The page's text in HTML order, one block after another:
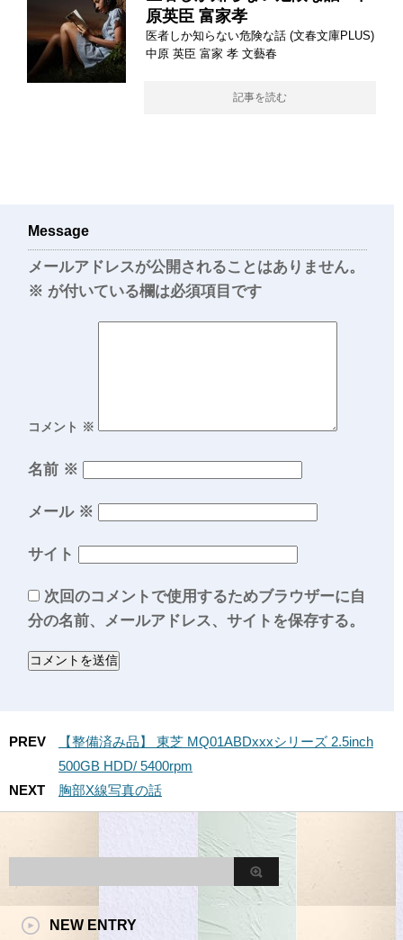
原英臣 富家孝
医者しか知らない危険な話 (文春文庫PLUS)
中原 英臣 富家 孝 文藝春
記事を読む
Message
メールアドレスが公開されることはありません。
※ が付いている欄は必須項目です
コメント ※
名前 ※
メール ※
サイト
次回のコメントで使用するためブラウザーに自
分の名前、メールアドレス、サイトを保存する。
PREV
【整備済み品】 東芝 MQ01ABDxxxシリーズ 2.5inch
500GB HDD/ 5400rpm
NEXT
胸部X線写真の話
NEW ENTRY